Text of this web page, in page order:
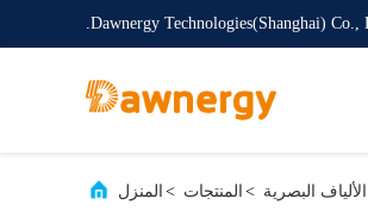
Dawnergy Technologies(Shanghai) Co.,
المنزل > المنتجات > البصرية